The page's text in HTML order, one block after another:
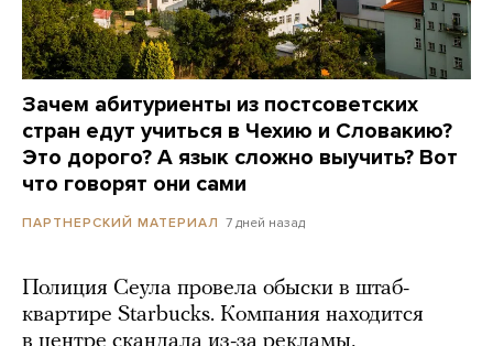
Зачем абитуриенты из постсоветских
стран едут учиться в Чехию и Словакию?
Это дорого? А язык сложно выучить? Вот
что говорят они сами
ПАРТНЕРСКИЙ МАТЕРИАЛ 7 дней назад
Полиция Сеула провела обыски в штаб-
квартире Starbucks. Компания находится
в центре скандала из-за рекламы,